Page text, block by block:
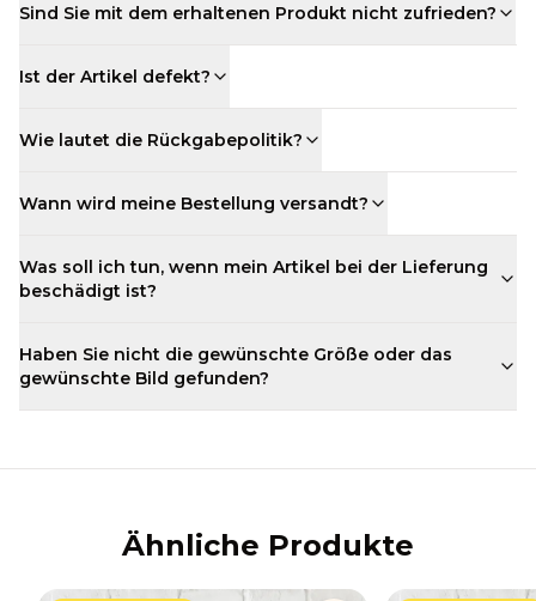
Sind Sie mit dem erhaltenen Produkt nicht zufrieden?
Ist der Artikel defekt?
Wie lautet die Rückgabepolitik?
Wann wird meine Bestellung versandt?
Was soll ich tun, wenn mein Artikel bei der Lieferung
beschädigt ist?
Haben Sie nicht die gewünschte Größe oder das
gewünschte Bild gefunden?
Ähnliche Produkte
49.90 € 29.90 € Ab